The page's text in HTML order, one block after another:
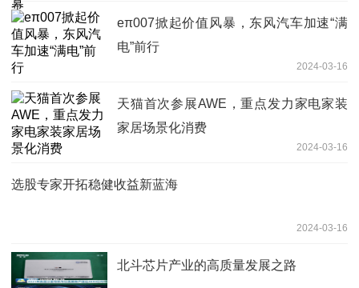
eπ007掀起价值风暴，东风汽车加速“满
电”前行
2024-03-16
天猫首次参展AWE，重点发力家电家装
家居场景化消费
2024-03-16
选股专家开拓稳健收益新蓝海
2024-03-16
北斗芯片产业的高质量发展之路